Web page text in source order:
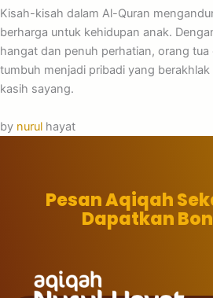
Kisah-kisah dalam Al-Quran
berharga untuk kehidupan anak.
hangat dan penuh perhatian, orang
tumbuh menjadi pribadi yang
kasih sayang.
by nurul hayat
Pesan Aqiqah
Dapatkan